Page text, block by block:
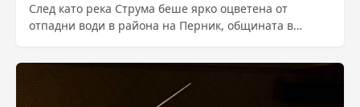
След като река Струма беше ярко оцветена от
отпадни води в района на Перник, общината в